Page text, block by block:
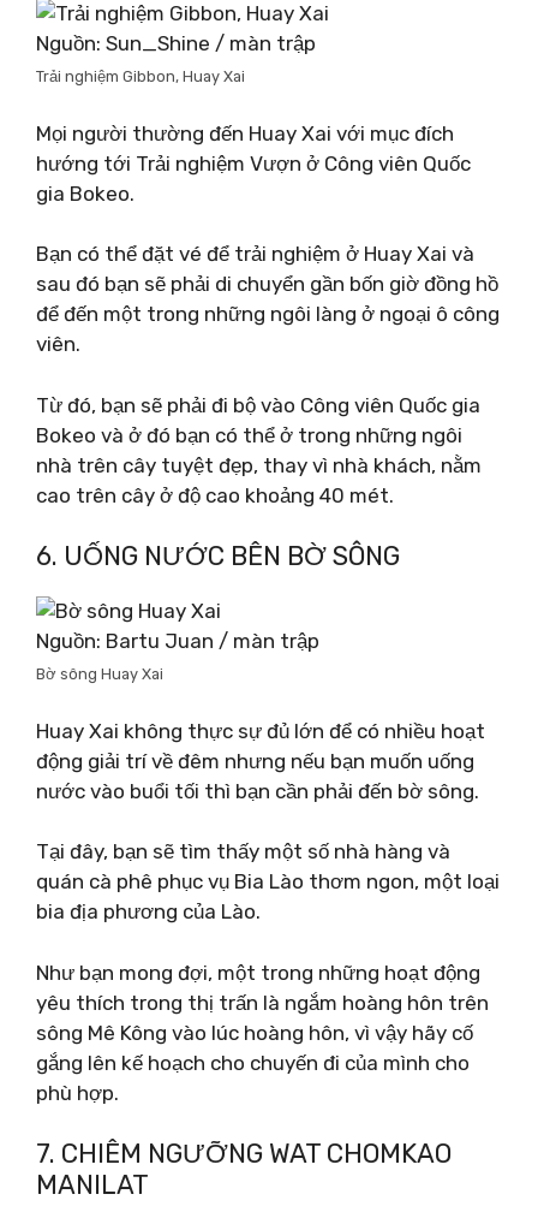
Nguồn: Sun_Shine / màn trập
Trải nghiệm Gibbon, Huay Xai
Mọi người thường đến Huay Xai với mục đích
hướng tới Trải nghiệm Vượn ở Công viên Quốc
gia Bokeo.
Bạn có thể đặt vé để trải nghiệm ở Huay Xai và
sau đó bạn sẽ phải di chuyển gần bốn giờ đồng hồ
để đến một trong những ngôi làng ở ngoại ô công
viên.
Từ đó, bạn sẽ phải đi bộ vào Công viên Quốc gia
Bokeo và ở đó bạn có thể ở trong những ngôi
nhà trên cây tuyệt đẹp, thay vì nhà khách, nằm
cao trên cây ở độ cao khoảng 40 mét.
6. UỐNG NƯỚC BÊN BỜ SÔNG
Nguồn: Bartu Juan / màn trập
Bờ sông Huay Xai
Huay Xai không thực sự đủ lớn để có nhiều hoạt
động giải trí về đêm nhưng nếu bạn muốn uống
nước vào buổi tối thì bạn cần phải đến bờ sông.
Tại đây, bạn sẽ tìm thấy một số nhà hàng và
quán cà phê phục vụ Bia Lào thơm ngon, một loại
bia địa phương của Lào.
Như bạn mong đợi, một trong những hoạt động
yêu thích trong thị trấn là ngắm hoàng hôn trên
sông Mê Kông vào lúc hoàng hôn, vì vậy hãy cố
gắng lên kế hoạch cho chuyến đi của mình cho
phù hợp.
7. CHIÊM NGƯỠNG WAT CHOMKAO
MANILAT